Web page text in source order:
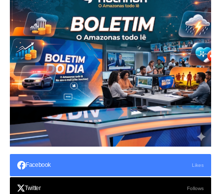
Facebook Likes
Twitter Follows